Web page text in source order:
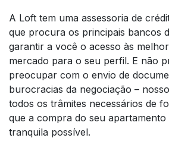
A Loft tem uma assessoria de
que procura os principais bancos
garantir a você o acesso às
mercado para o seu perfil. E não
preocupar com o envio de
burocracias da negociação –
todos os trâmites necessários de
que a compra do seu apartamento
tranquila possível.